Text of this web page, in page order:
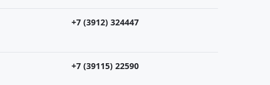
+7 (3912) 324447
+7 (39115) 22590